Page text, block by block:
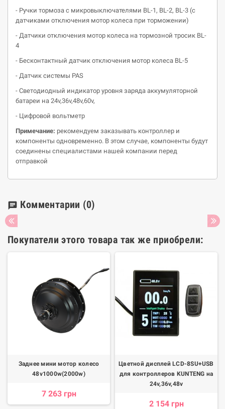
- Ручки тормоза c микровыключателями BL-1, BL-2, BL-3 (с
датчиками отключения мотор колеса при торможении)
- Датчики отключения мотор колеса на тормозной тросик BL-
4
- Бесконтактный датчик отключения мотор колеса BL-5
- Датчик системы PAS
- Светодиодный индикатор уровня заряда аккумуляторной
батареи на 24v,36v,48v,60v,
- Цифровой вольтметр
Примечание: рекомендуем заказывать контроллер и
компоненты одновременно. В этом случае, компоненты будут
соединены специалистами нашей компании перед
отправкой
chat Комментарии (0)
Покупатели этого товара так же приобрели:
Заднее мини мотор колесо
48v1000w(2000w)
7 263 грн
Цветной дисплей LCD-8SU+USB
для контроллеров KUNTENG на
24v,36v,48v
2 154 грн